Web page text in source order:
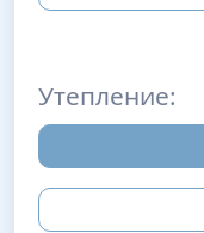
Утепление: